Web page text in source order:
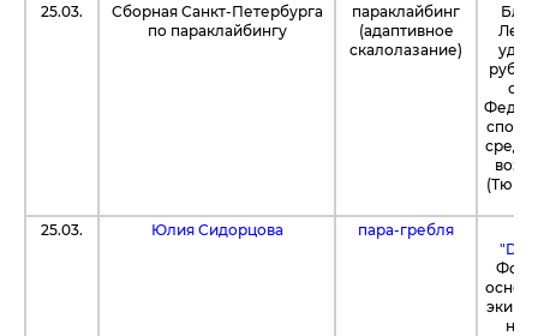
25.03.
Сборная Санкт-Петербурга
по параклайбингу
параклайбинг
(адаптивное
скалолазание)
среди
25.03. Юлия Сидорцова пара-гребля
на